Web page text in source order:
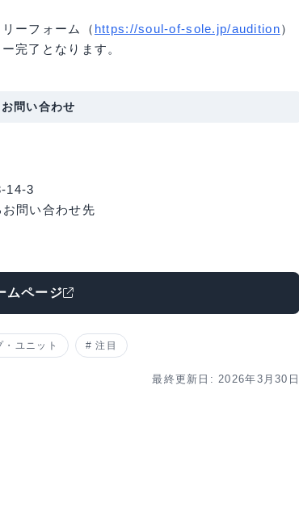
ーフォーム（ https://soul-of-sole.jp/audition）
完了となります。
問い合わせ
14-3
問い合わせ先
ムページ
・ユニット 注目
最終更新日: 2026年3月30日